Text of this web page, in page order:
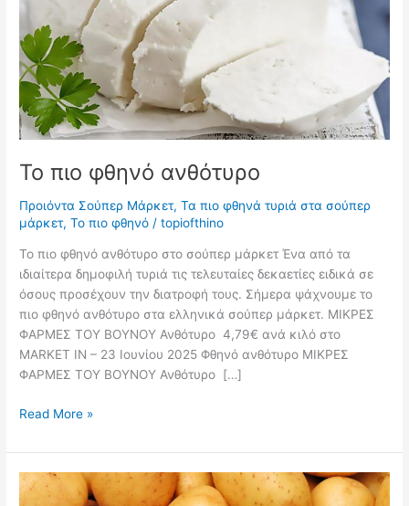
Το πιο φθηνό ανθότυρο
Προιόντα Σούπερ Μάρκετ,Τα πιο φθηνά τυριά στα σούπερ
μάρκετ,Το πιο φθηνό /topiofthino
Το πιο φθηνό ανθότυρο στο σούπερ μάρκετ Ένα από τα
ιδιαίτερα δημοφιλή τυριά τις τελευταίες δεκαετίες ειδικά σε
όσους προσέχουν την διατροφή τους. Σήμερα ψάχνουμε το
πιο φθηνό ανθότυρο στα ελληνικά σούπερ μάρκετ. ΜΙΚΡΕΣ
ΦΑΡΜΕΣ ΤΟΥ ΒΟΥΝΟΥ Ανθότυρο 4,79€ ανά κιλό στο
MARKET IN – 23 Ιουνίου 2025 Φθηνό ανθότυρο ΜΙΚΡΕΣ
ΦΑΡΜΕΣ ΤΟΥ ΒΟΥΝΟΥ Ανθότυρο […]
Το
φθηνό
ανθότυρο
Read More »